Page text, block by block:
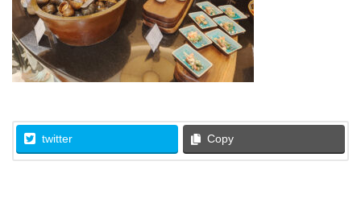
twitter Copy